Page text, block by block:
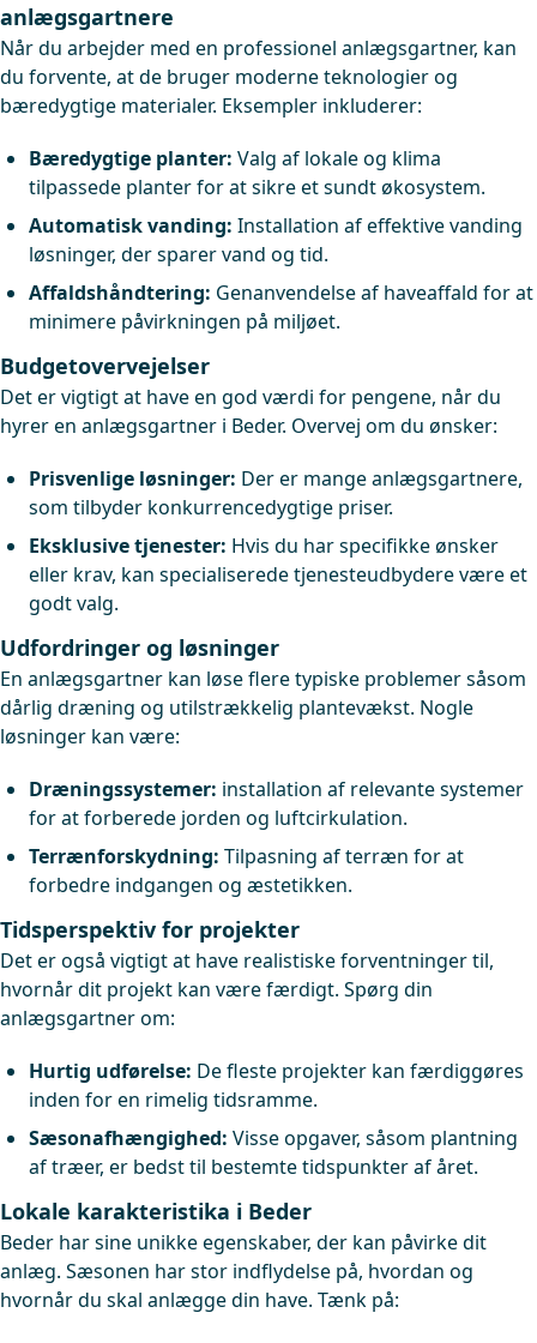
anlægsgartnere
Når du arbejder med en professionel anlægsgartner, kan
du forvente, at de bruger moderne teknologier og
bæredygtige materialer. Eksempler inkluderer:
Bæredygtige planter: Valg af lokale og klima
tilpassede planter for at sikre et sundt økosystem.
Automatisk vanding: Installation af effektive vanding
løsninger, der sparer vand og tid.
Affaldshåndtering: Genanvendelse af haveaffald for at
minimere påvirkningen på miljøet.
Budgetovervejelser
Det er vigtigt at have en god værdi for pengene, når du
hyrer en anlægsgartner i Beder. Overvej om du ønsker:
Prisvenlige løsninger: Der er mange anlægsgartnere,
som tilbyder konkurrencedygtige priser.
Eksklusive tjenester: Hvis du har specifikke ønsker
eller krav, kan specialiserede tjenesteudbydere være et
godt valg.
Udfordringer og løsninger
En anlægsgartner kan løse flere typiske problemer såsom
dårlig dræning og utilstrækkelig plantevækst. Nogle
løsninger kan være:
Dræningssystemer: installation af relevante systemer
for at forberede jorden og luftcirkulation.
Terrænforskydning: Tilpasning af terræn for at
forbedre indgangen og æstetikken.
Tidsperspektiv for projekter
Det er også vigtigt at have realistiske forventninger til,
hvornår dit projekt kan være færdigt. Spørg din
anlægsgartner om:
Hurtig udførelse: De fleste projekter kan færdiggøres
inden for en rimelig tidsramme.
Sæsonafhængighed: Visse opgaver, såsom plantning
af træer, er bedst til bestemte tidspunkter af året.
Lokale karakteristika i Beder
Beder har sine unikke egenskaber, der kan påvirke dit
anlæg. Sæsonen har stor indflydelse på, hvordan og
hvornår du skal anlægge din have. Tænk på: